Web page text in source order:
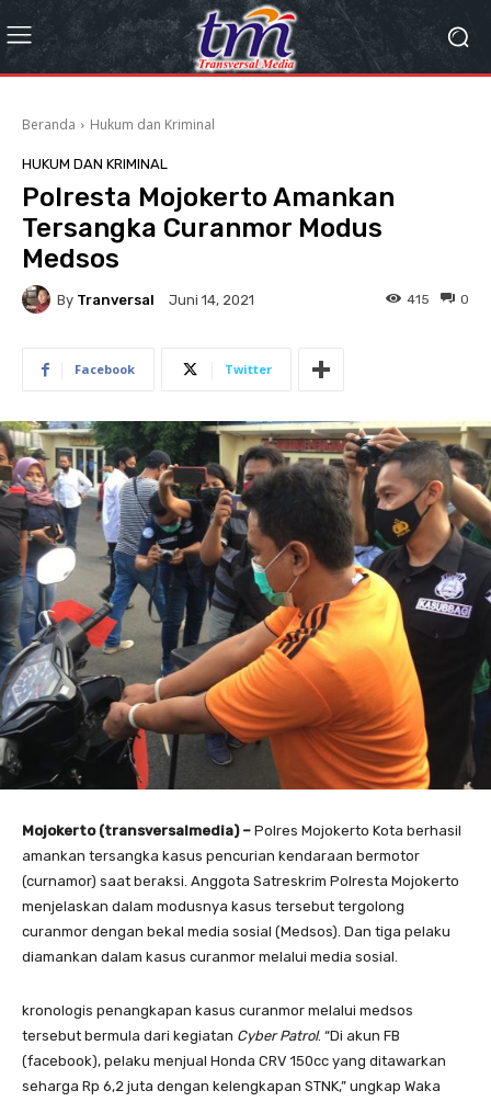
Beranda Hukum dan Kriminal
HUKUM DAN KRIMINAL
Polresta Mojokerto Amankan
Tersangka Curanmor Modus
Medsos
By Tranversal Juni 14, 2021 0
415
Facebook Twitter
Mojokerto (transversalmedia) – Polres Mojokerto Kota berhasil
amankan tersangka kasus pencurian kendaraan bermotor
(curnamor) saat beraksi. Anggota Satreskrim Polresta Mojokerto
menjelaskan dalam modusnya kasus tersebut tergolong
curanmor dengan bekal media sosial (Medsos). Dan tiga pelaku
diamankan dalam kasus curanmor melalui media sosial.
kronologis penangkapan kasus curanmor melalui medsos
tersebut bermula dari kegiatan Cyber Patrol. “Di akun FB
(facebook), pelaku menjual Honda CRV 150cc yang ditawarkan
seharga Rp 6,2 juta dengan kelengkapan STNK,” ungkap Waka